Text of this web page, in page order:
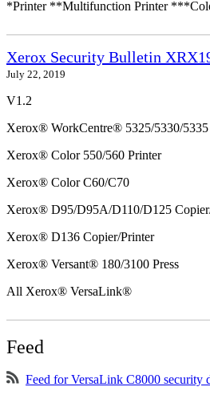
*Printer **Multifunction Printer
Xerox Security Bulletin
July 22, 2019
V1.2
Xerox® WorkCentre® 5325/5330/5335
Xerox® Color 550/560 Printer
Xerox® Color C60/C70
Xerox® D95/D95A/D110/D125
Xerox® D136 Copier/Printer
Xerox® Versant® 180/3100 Press
All Xerox® VersaLink®
Feed
Feed for VersaLink C8000 security